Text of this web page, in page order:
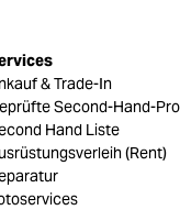
& Trade-In
Second-Hand-
Hand Liste
(Rent)